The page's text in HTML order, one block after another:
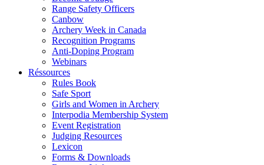
Range Safety Officers
Canbow
Archery Week in Canada
Recognition Programs
Anti-Doping Program
Webinars
Réssources
Rules Book
Safe Sport
Girls and Women in Archery
Interpodia Membership System
Event Registration
Judging Resources
Lexicon
Forms & Downloads